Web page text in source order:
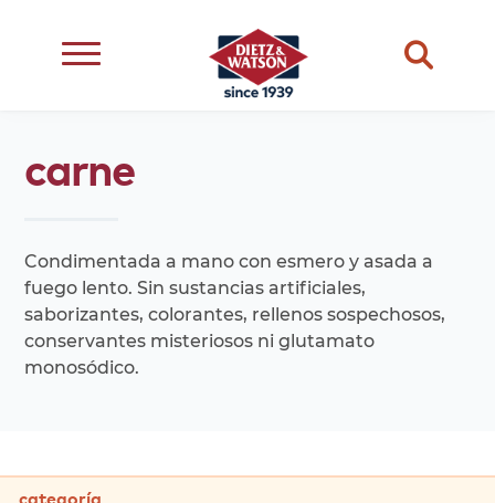
cheese
complements
restriction
type
life
events
ingredient
transparency
carne
Condimentada a mano con esmero y asada a
fuego lento. Sin sustancias artificiales,
saborizantes, colorantes, rellenos sospechosos,
conservantes misteriosos ni glutamato
monosódico.
categoría